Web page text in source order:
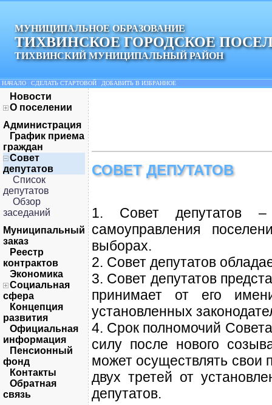
МУНИЦИПАЛЬНОЕ ОБРАЗОВАНИЕ
ТИХВИНСКОЕ ГОРОДСКОЕ
ТИХВИНСКИЙ МУНИЦИПАЛЬНЫЙ РАЙОН
НАЧАЛО СДЕЛАТЬ СТАРТОВОЙ ДОБАВИТЬ В ИЗБРАННОЕ
Новости
О поселении
Администрация
График приема
граждан
Совет
депутатов
Список
депутатов
Обзор
заседаний
Муниципальный
заказ
Реестр
контрактов
Экономика
Социальная
сфера
Концепция
развития
Официальная
информация
Пенсионный
фонд
Контакты
Обратная
связь
СОВЕТ ДЕПУТАТОВ
1. Совет депутатов –
самоуправления
выборах.
2. Совет депутатов
3. Совет депутатов
принимает от его
установленных
4. Срок полномочий
силу после нового
может осуществлять свои
двух третей от
депутатов.